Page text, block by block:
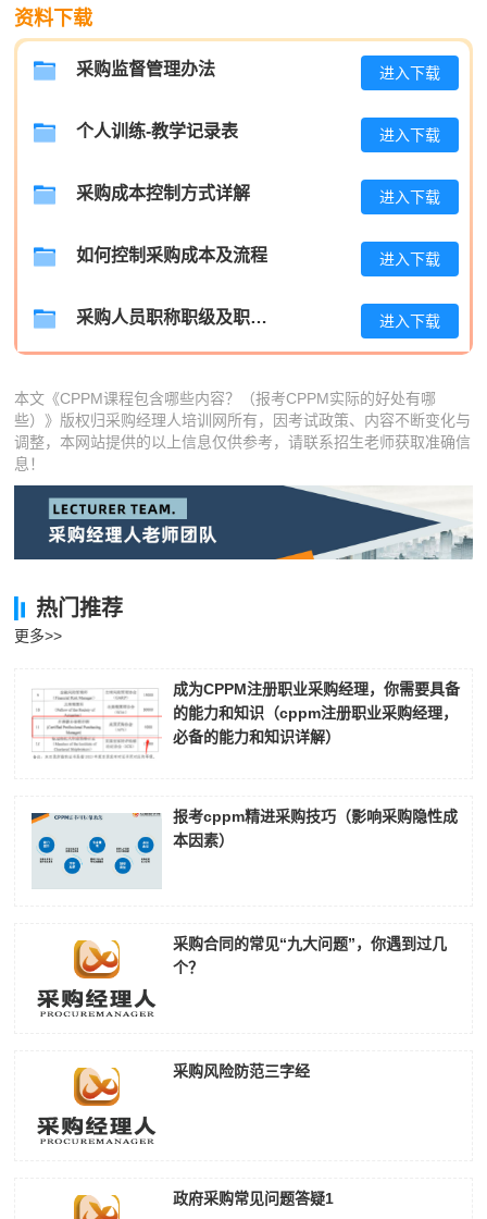
陈* 189****8180
张** 137****4205
孔** 186****2703
资料下载
采购监督管理办法 进入下载
个人训练-教学记录表 进入下载
采购成本控制方式详解 进入下载
如何控制采购成本及流程 进入下载
采购人员职称职级及职位晋升管理制度 进入下载
本文《CPPM课程包含哪些内容？（报考CPPM实际的好处有哪
些）》版权归采购经理人培训网所有，因考试政策、内容不断变化与
调整，本网站提供的以上信息仅供参考，请联系招生老师获取准确信
息！
热门推荐
更多>>
成为CPPM注册职业采购经理，你需要具备
的能力和知识（cppm注册职业采购经理，
必备的能力和知识详解）
报考cppm精进采购技巧（影响采购隐性成
本因素）
采购合同的常见“九大问题”，你遇到过几
个？
采购风险防范三字经
政府采购常见问题答疑1